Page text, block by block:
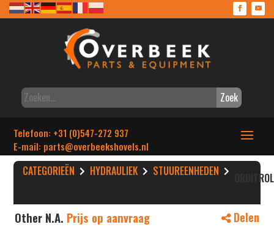
Zoek
Telefoon: +31 (0)547-272 937
E-mail: parts@overbeekshovels.nl
CATEGORIEËN HYDRAULIEK STUUREENHEDEN
Other N.A. Prijs op aanvraag Delen